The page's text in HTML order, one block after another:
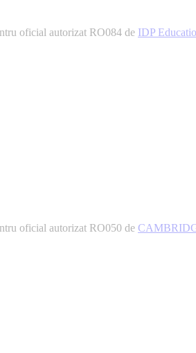
oficial autorizat RO084 de IDP
oficial autorizat RO050 de